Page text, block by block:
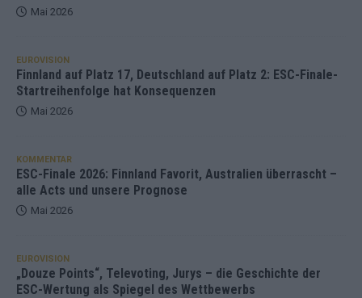
Mai 2026
EUROVISION
Finnland auf Platz 17, Deutschland auf Platz 2: ESC-Finale-
Startreihenfolge hat Konsequenzen
Mai 2026
KOMMENTAR
ESC-Finale 2026: Finnland Favorit, Australien überrascht –
alle Acts und unsere Prognose
Mai 2026
EUROVISION
„Douze Points“, Televoting, Jurys – die Geschichte der
ESC-Wertung als Spiegel des Wettbewerbs